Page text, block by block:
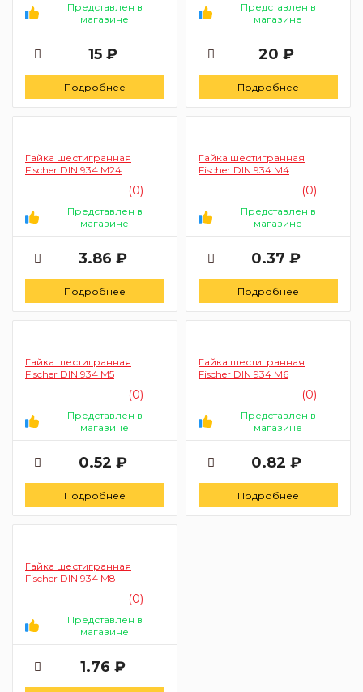
Представлен в
магазине
15 ₽
Подробнее
Представлен в
магазине
20 ₽
Подробнее
Гайка шестигранная
Fischer DIN 934 M24
(0)
Представлен в
магазине
3.86 ₽
Подробнее
Гайка шестигранная
Fischer DIN 934 M4
(0)
Представлен в
магазине
0.37 ₽
Подробнее
Гайка шестигранная
Fischer DIN 934 M5
(0)
Представлен в
магазине
0.52 ₽
Подробнее
Гайка шестигранная
Fischer DIN 934 M6
(0)
Представлен в
магазине
0.82 ₽
Подробнее
Гайка шестигранная
Fischer DIN 934 M8
(0)
Представлен в
магазине
1.76 ₽